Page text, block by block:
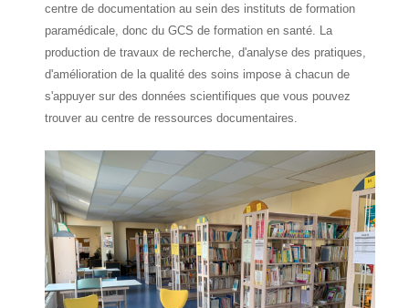
centre de documentation au sein des instituts de formation
paramédicale, donc du GCS de formation en santé. La
production de travaux de recherche, d'analyse des pratiques,
d'amélioration de la qualité des soins impose à chacun de
s'appuyer sur des données scientifiques que vous pouvez
trouver au centre de ressources documentaires.